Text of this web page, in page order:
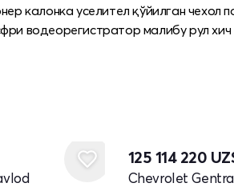
калонка уселител қўйилган чехол
водеорегистратор малибу рул
125 114 220
Chevrolet